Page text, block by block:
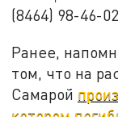
(8464) 98-46-
Ранее,
том, что на
Самарой